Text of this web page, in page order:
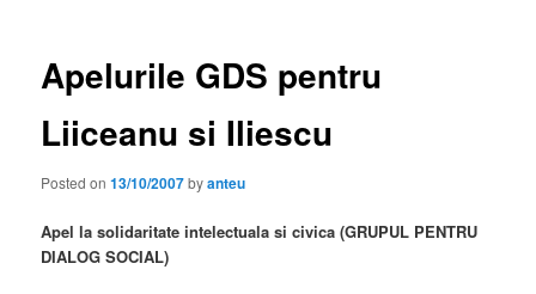
Apelurile GDS pentru
Liiceanu si Iliescu
Posted on13/10/2007byanteu
Apel la solidaritate intelectuala si civica (GRUPUL PENTRU
DIALOG SOCIAL)